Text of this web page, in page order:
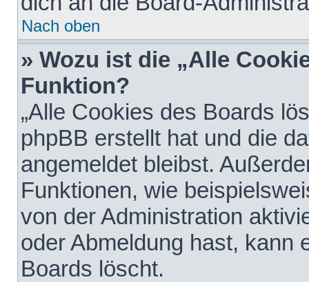
Nach oben
» Wozu ist die „Alle
Funktion?
„Alle Cookies des Boards
phpBB erstellt hat und die
angemeldet bleibst.
Funktionen, wie
von der Administration
oder Abmeldung hast, kann
Boards löscht.